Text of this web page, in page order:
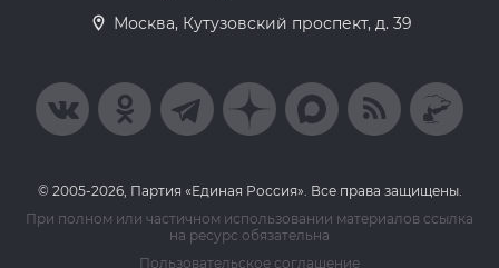
Москва, Кутузовский проспект, д. 39
© 2005-2026, Партия «Единая Россия». Все права защищены.
При полном или частичном использовании материалов ссылка
на ресурс обязательна
Пользовательское соглашение